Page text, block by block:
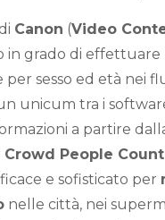
Canon (Video
in grado di
per sesso ed età nei
unicum tra i
a partire
Crowd People
e sofisticato per
nelle città, nei